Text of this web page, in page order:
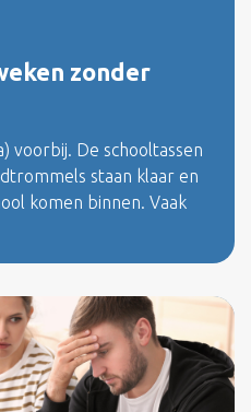
zonder
voorbij. De schooltassen
staan klaar en
komen binnen. Vaak